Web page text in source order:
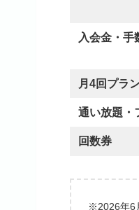
入会金・手
月4回プラ
通い放題・
回数券
※2026年6